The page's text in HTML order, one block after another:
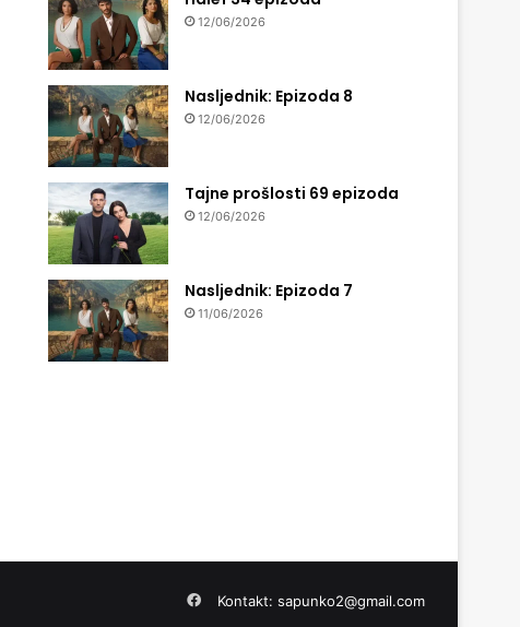
12/06/2026
Nasljednik: Epizoda 8
12/06/2026
Tajne prošlosti 69 epizoda
12/06/2026
Nasljednik: Epizoda 7
11/06/2026
Kontakt: sapunko2@gmail.com
Facebook